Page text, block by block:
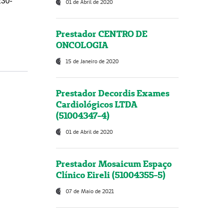
01 de Abril de 2020
Prestador CENTRO DE
ONCOLOGIA
15 de Janeiro de 2020
Prestador Decordis Exames
Cardiológicos LTDA
(51004347-4)
01 de Abril de 2020
Prestador Mosaicum Espaço
Clínico Eireli (51004355-5)
07 de Maio de 2021